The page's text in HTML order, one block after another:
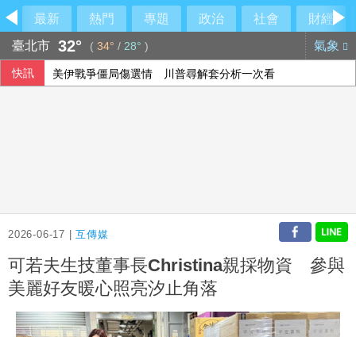
最新 熱門 專題 政治 社會
財經
臺北市 32° ( 34° / 28° ) 氣象
快訊 美伊戰爭僵局傷選情 川普尋解套分析一次看
2026-06-17 |互傳媒
可若夫生技董事長Christina親採物資 參與
美麗好友暖心照亮汐止角落